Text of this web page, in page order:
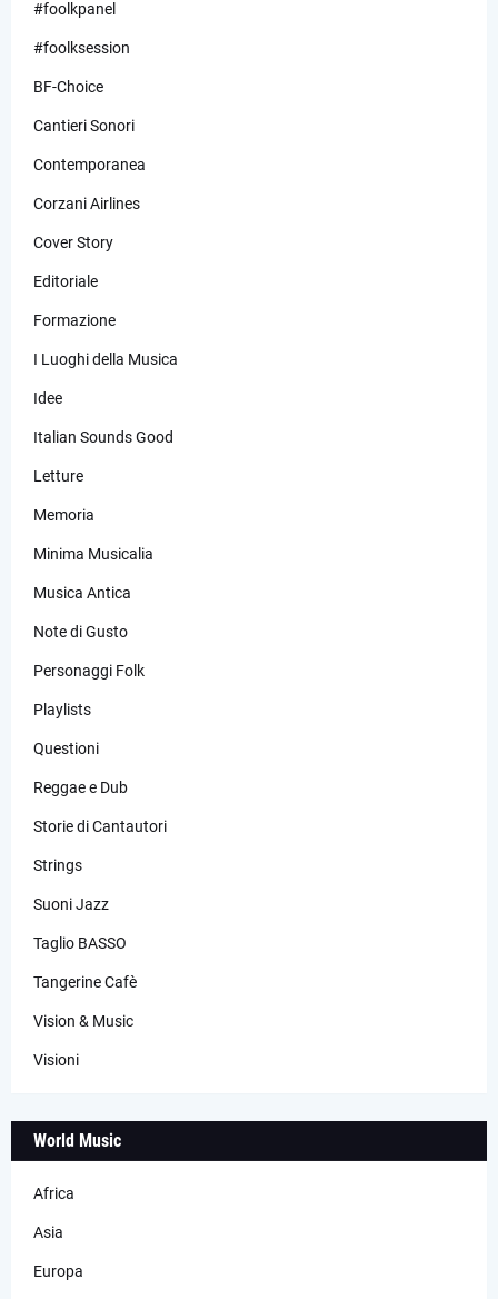
#foolkpanel
#foolksession
BF-Choice
Cantieri Sonori
Contemporanea
Corzani Airlines
Cover Story
Editoriale
Formazione
I Luoghi della Musica
Idee
Italian Sounds Good
Letture
Memoria
Minima Musicalia
Musica Antica
Note di Gusto
Personaggi Folk
Playlists
Questioni
Reggae e Dub
Storie di Cantautori
Strings
Suoni Jazz
Taglio BASSO
Tangerine Cafè
Vision & Music
Visioni
World Music
Africa
Asia
Europa